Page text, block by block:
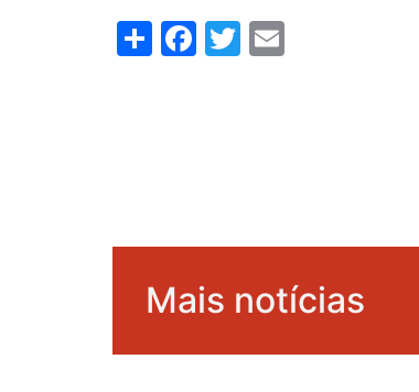
ShareFacebook
Twitter
Mais notícias